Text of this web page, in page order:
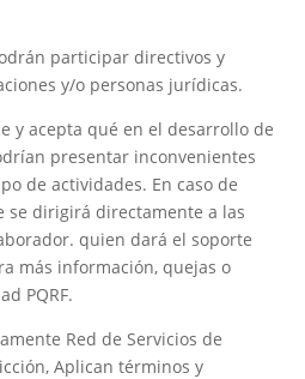
participar directivos y
y/o personas jurídicas.
y acepta qué en el desarrollo de
presentar inconvenientes
de actividades. En caso de
se dirigirá directamente a las
quien dará el soporte
más información, quejas o
PQRF.
Red de Servicios de
Aplican términos y